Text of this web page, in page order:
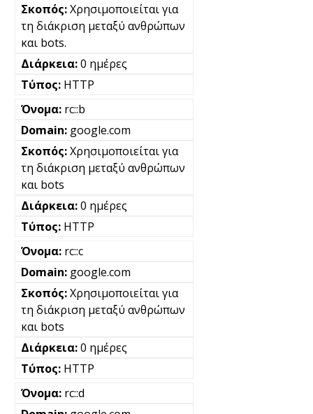
Χρησιμοποιείται για
τη διάκριση μεταξύ ανθρώπων
και bots.
0 ημέρες
HTTP
rc::b
google.com
Χρησιμοποιείται για
τη διάκριση μεταξύ ανθρώπων
και bots
0 ημέρες
HTTP
rc::c
google.com
Χρησιμοποιείται για
τη διάκριση μεταξύ ανθρώπων
και bots
0 ημέρες
HTTP
rc::d